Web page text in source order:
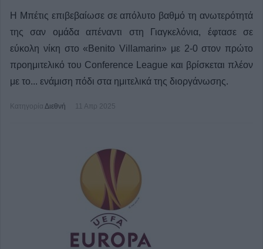
Η Μπέτις επιβεβαίωσε σε απόλυτο βαθμό τη ανωτερότητά
της σαν ομάδα απέναντι στη Γιαγκελόνια, έφτασε σε
εύκολη νίκη στο «Benito Villamarin» με 2-0 στον πρώτο
προημιτελικό του Conference League και βρίσκεται πλέον
με το... ενάμιση πόδι στα ημιτελικά της διοργάνωσης.
Κατηγορία Διεθνή 11 Απρ 2025